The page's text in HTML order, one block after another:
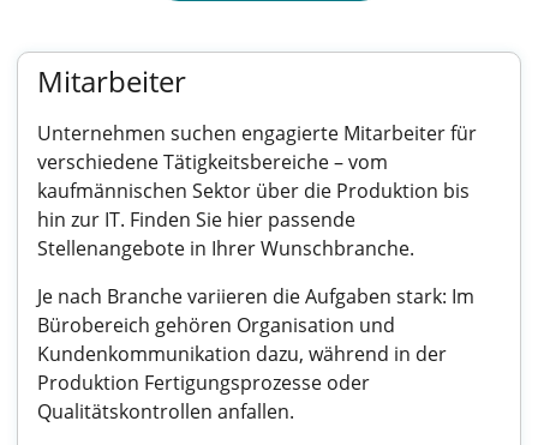
Mitarbeiter
Unternehmen suchen engagierte Mitarbeiter für
verschiedene Tätigkeitsbereiche – vom
kaufmännischen Sektor über die Produktion bis
hin zur IT. Finden Sie hier passende
Stellenangebote in Ihrer Wunschbranche.
Je nach Branche variieren die Aufgaben stark: Im
Bürobereich gehören Organisation und
Kundenkommunikation dazu, während in der
Produktion Fertigungsprozesse oder
Qualitätskontrollen anfallen.